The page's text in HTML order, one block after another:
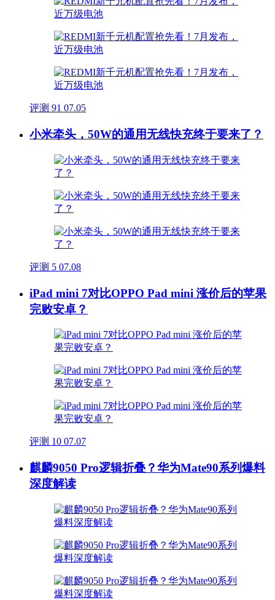
评测 91 07.05
小米牵头，50W的通用无线快充终于要来了？
评测 5 07.08
iPad mini 7对比OPPO Pad mini 涨价后的苹果
完败安卓？
评测 10 07.07
麒麟9050 Pro逻辑折叠？华为Mate90系列爆料
深度解读